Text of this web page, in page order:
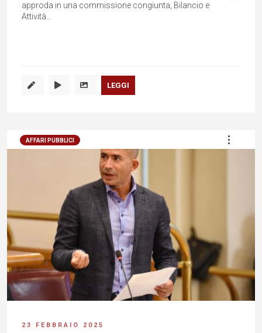
approda in una commissione congiunta, Bilancio e
Attività...
LEGGI
AFFARI PUBBLICI
23 FEBBRAIO 2025